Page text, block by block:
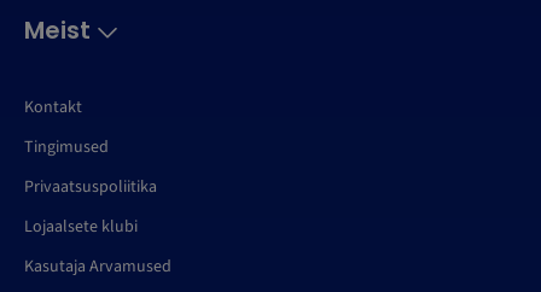
Meist
Kontakt
Tingimused
Privaatsuspoliitika
Lojaalsete klubi
Kasutaja Arvamused